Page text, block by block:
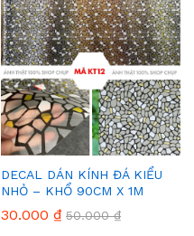
DECAL DÁN KÍNH ĐÁ KIỂU
NHỎ – KHỔ 90CM X 1M
30.000 ₫ 50.000₫